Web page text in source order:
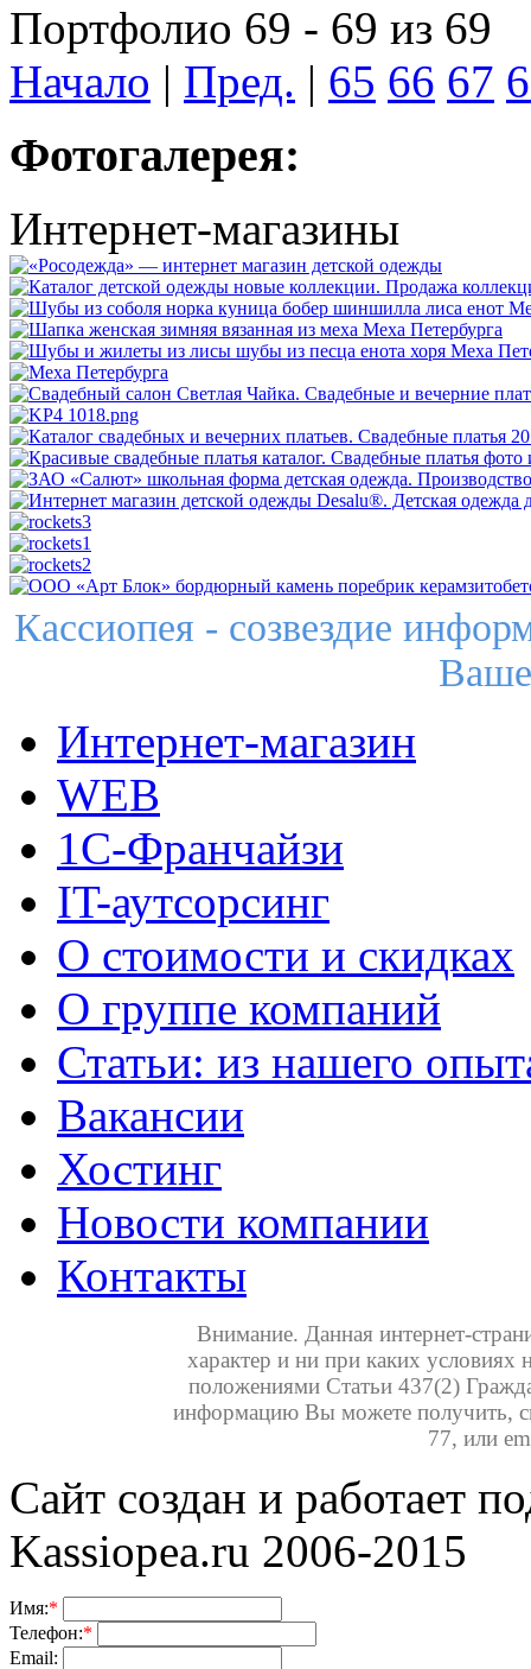
Портфолио 69 - 69 из 69
Начало | Пред. | 65 66 67
Фотогалерея:
Интернет-магазины
Кассиопея - созвездие
Интернет-магазин
WEB
1С-Франчайзи
IT-аутсорсинг
О стоимости и скидках
О группе компаний
Статьи: из нашего
Вакансии
Хостинг
Новости компании
Контакты
Внимание. Данная интернет-
характер и ни при каких условиях
положениями Статьи 437(2)
информацию Вы можете получить,
77, или
Сайт создан и работает
Kassiopea.ru 2006-2015
Имя:*
Телефон:*
Email: